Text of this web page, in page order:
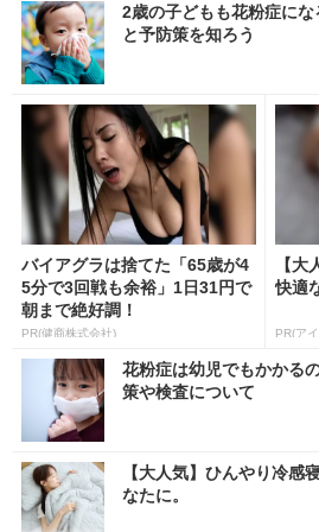
2歳の子どもも花粉症に
と予防策を知ろう
バイアグラは捨てた「65歳が4
5分で3回戦も余裕」1日31円で
朝まで絶好調！
PR(健商株式会社)
【
快適
PR(ア
花粉症は幼児でもかかる
策や検査について
【大人気】ひんやり冷感
なたに。